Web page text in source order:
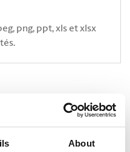
About
png, ppt, xls et xlsx
avec moi*. En cliquant sur
la
Politique de confidentialité..